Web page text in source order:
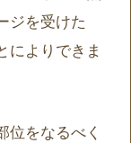
ジを受けた
によりできま
位をなるべく